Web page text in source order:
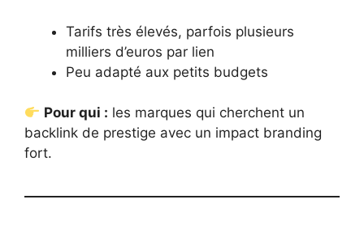
Tarifs très élevés, parfois plusieurs
milliers d’euros par lien
Peu adapté aux petits budgets
Pour qui : les marques qui cherchent un
backlink de prestige avec un impact branding
fort.